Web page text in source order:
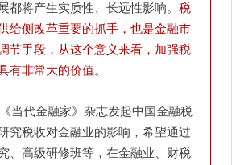
都将产生实质性、长远性影响。 税
给侧改革重要的抓手，也是金融市
节手段，从这个意义来看，加强税
有非常大的价值。
当代金融家》杂志发起中国金融税
究税收对金融业的影响，希望通过
、高级研修班等，在金融业、财税